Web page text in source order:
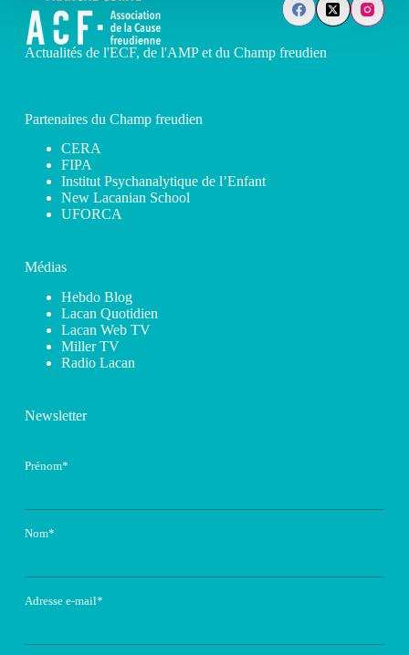
Actualités de l'ECF, de l'AMP et du Champ freudien
Partenaires du Champ freudien
CERA
FIPA
Institut Psychanalytique de l’Enfant
New Lacanian School
UFORCA
Médias
Hebdo Blog
Lacan Quotidien
Lacan Web TV
Miller TV
Radio Lacan
Newsletter
Prénom*
Nom*
Adresse e-mail*